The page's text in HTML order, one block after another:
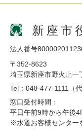
新座市
法人番号
〒352-8623
埼玉県新座市野火止一
Tel：048-477-1111（代
窓口受付時間：
平日午前9時から午後4
※水道お客様センター